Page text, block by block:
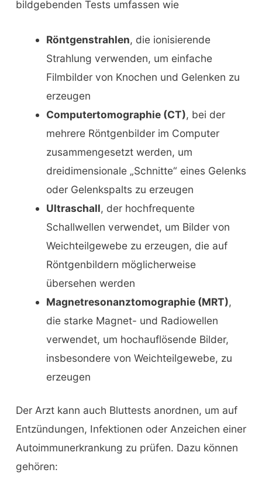
bildgebenden Tests umfassen wie
Röntgenstrahlen, die ionisierende
Strahlung verwenden, um einfache
Filmbilder von Knochen und Gelenken zu
erzeugen
Computertomographie (CT), bei der
mehrere Röntgenbilder im Computer
zusammengesetzt werden, um
dreidimensionale „Schnitte“ eines Gelenks
oder Gelenkspalts zu erzeugen
Ultraschall, der hochfrequente
Schallwellen verwendet, um Bilder von
Weichteilgewebe zu erzeugen, die auf
Röntgenbildern möglicherweise
übersehen werden
Magnetresonanztomographie (MRT),
die starke Magnet- und Radiowellen
verwendet, um hochauflösende Bilder,
insbesondere von Weichteilgewebe, zu
erzeugen
Der Arzt kann auch Bluttests anordnen, um auf
Entzündungen, Infektionen oder Anzeichen einer
Autoimmunerkrankung zu prüfen. Dazu können
gehören: